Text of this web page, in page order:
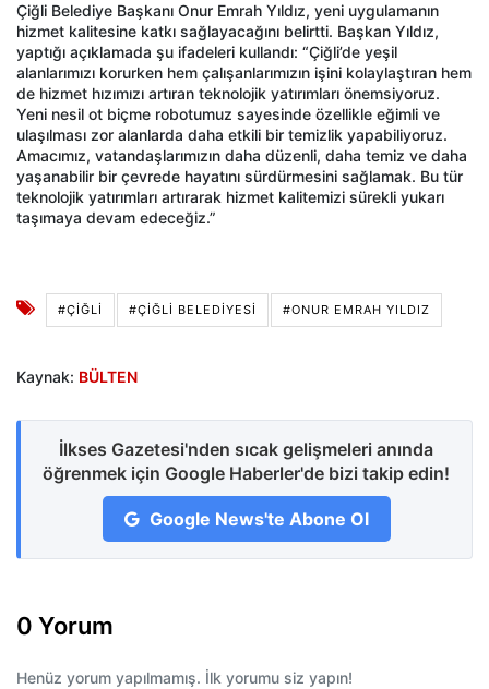
Çiğli Belediye Başkanı Onur Emrah Yıldız, yeni uygulamanın
hizmet kalitesine katkı sağlayacağını belirtti. Başkan Yıldız,
yaptığı açıklamada şu ifadeleri kullandı: “Çiğli’de yeşil
alanlarımızı korurken hem çalışanlarımızın işini kolaylaştıran hem
de hizmet hızımızı artıran teknolojik yatırımları önemsiyoruz.
Yeni nesil ot biçme robotumuz sayesinde özellikle eğimli ve
ulaşılması zor alanlarda daha etkili bir temizlik yapabiliyoruz.
Amacımız, vatandaşlarımızın daha düzenli, daha temiz ve daha
yaşanabilir bir çevrede hayatını sürdürmesini sağlamak. Bu tür
teknolojik yatırımları artırarak hizmet kalitemizi sürekli yukarı
taşımaya devam edeceğiz.”
#ÇIĞLI #ÇIĞLI BELEDIYESI #ONUR EMRAH YILDIZ
Kaynak: BÜLTEN
İlkses Gazetesi'nden sıcak gelişmeleri anında
öğrenmek için Google Haberler'de bizi takip edin!
Google News'te Abone Ol
0 Yorum
Henüz yorum yapılmamış. İlk yorumu siz yapın!